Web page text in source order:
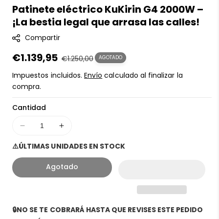
K
U
Patinete eléctrico KuKirin G4 2000W –
¡La bestia legal que arrasa las calles!
Compartir
Precio
en
oferta
€1.139,95 Precio
regular
€1.250,00 AGOTADO
Impuestos incluidos.Envío calculado al finalizar la
compra.
Cantidad
Disminuir
cantidad
para
Patinete
eléctrico
–
Aumentar
para
Patinete
eléctrico
–
⚠️ÚLTIMAS UNIDADES EN STOCK
Agotado
🔒NO SE TE COBRARÁ HASTA QUE REVISES ESTE PEDIDO